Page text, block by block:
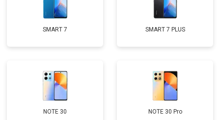
SMART 7 SMART 7 PLUS
NOTE 30 NOTE 30 Pro